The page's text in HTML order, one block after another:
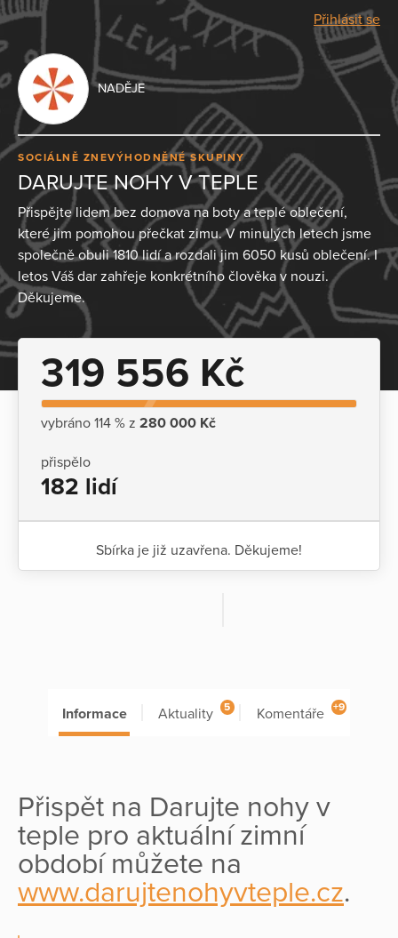
Přihlásit se
NADĚJE
SOCIÁLNĚ ZNEVÝHODNĚNÉ SKUPINY
DARUJTE NOHY V TEPLE
Přispějte lidem bez domova na boty a teplé oblečení,
které jim pomohou přečkat zimu. V minulých letech jsme
společně obuli 1810 lidí a rozdali jim 6050 kusů oblečení. I
letos Váš dar zahřeje konkrétního člověka v nouzi.
Děkujeme.
319 556 Kč
vybráno 114 % z 280 000 Kč
přispělo
182 lidí
Sbírka je již uzavřena. Děkujeme!
Informace Aktuality 5 Komentáře +9
Přispět na Darujte nohy v
teple pro aktuální zimní
období můžete na
www.darujtenohyvteple.cz.